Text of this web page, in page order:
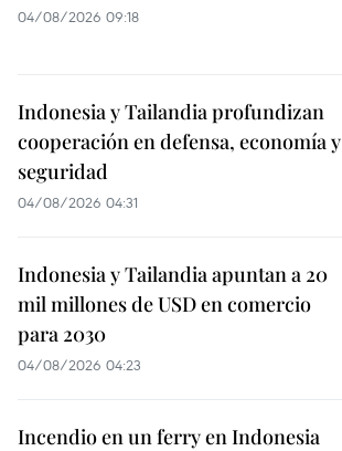
04/08/2026 09:18
Indonesia y Tailandia profundizan
cooperación en defensa, economía y
seguridad
04/08/2026 04:31
Indonesia y Tailandia apuntan a 20
mil millones de USD en comercio
para 2030
04/08/2026 04:23
Incendio en un ferry en Indonesia